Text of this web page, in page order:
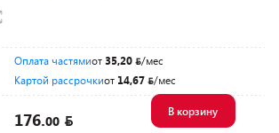
Оплата частямиот35,20
/мес
Картой рассрочкиот 14,67 /мес
176.00
В корзину